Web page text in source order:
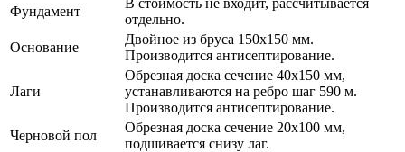
Фундамент
В стоимость не входит, рассчитывается
отдельно.
Основание
Двойное из бруса 150х150 мм.
Производится антисептирование.
Лаги
Обрезная доска сечение 40х150 мм,
устанавливаются на ребро шаг 590 м.
Производится антисептирование.
Черновой пол
Обрезная доска сечение 20х100 мм,
подшивается снизу лаг.